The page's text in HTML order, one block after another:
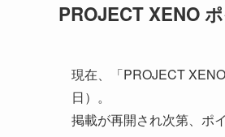
PROJECT XENO
現在、「PROJECT
日）。
掲載が再開され次第、ポ